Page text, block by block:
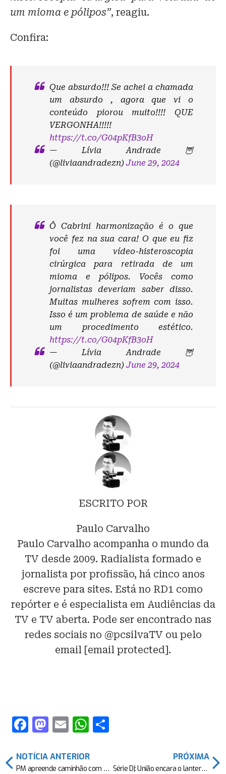
um mioma e pólipos”, reagiu.
Confira:
Que absurdo!!! Se achei a chamada
um absurdo , agora que vi o
conteúdo piorou muito!!!! QUE
VERGONHA!!!!!
https://t.co/G04pKfB3oH
— Lívia Andrade 🦉
(@liviaandradezn) June 29, 2024
Ô Cabrini harmonização é o que
você fez na sua cara! O que eu fiz
foi uma vídeo-histeroscopia
cirúrgica para retirada de um
mioma e pólipos. Vocês como
jornalistas deveriam saber disso.
Muitas mulheres sofrem com isso.
Isso é um problema de saúde e não
um procedimento estético.
https://t.co/G04pKfB3oH
— Lívia Andrade 🦉
(@liviaandradezn) June 29, 2024
ESCRITO POR
Paulo Carvalho
Paulo Carvalho acompanha o mundo da
TV desde 2009. Radialista formado e
jornalista por profissão, há cinco anos
escreve para sites. Está no RD1 como
repórter e é especialista em Audiências da
TV e TV aberta. Pode ser encontrado nas
redes sociais no @pcsilvaTV ou pelo
email [email protected].
F
c
M
st
E
ai
W
at
NOTÍCIA ANTERIOR
PM apreende caminhão com 445 cestas básicas
PRÓXIMA
Série D|: União encara o lanterna do grupo neste domingo jogando fora de casa